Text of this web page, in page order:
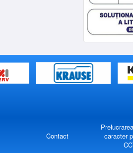
Contact
caracter